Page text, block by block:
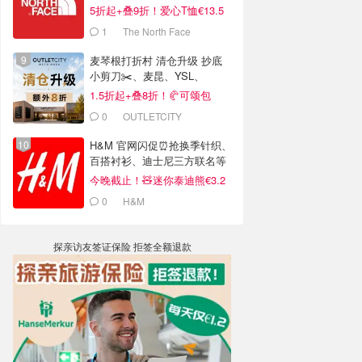
5折起+叠9折！爱心T恤€13.5
1 The North Face
麦琴根打折村 清仓升级 抄底
小剪刀✂️、麦昆、YSL、
Barbour等
1.5折起+叠8折！🥐可颂包
€44.79
0
OUTLETCITY
H&M 官网闪促⏰抢换季针织、
百搭衬衫、迪士尼三方联名等
今晚截止！🧸迷你泰迪熊€3.2
0 H&M
探亲访友签证保险 拒签全额退款